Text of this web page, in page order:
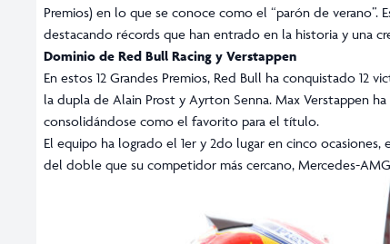
Premios) en lo que se conoce como el “parón de
destacando récords que han entrado en la historia y una
Dominio de Red Bull Racing y Verstappen
En estos 12 Grandes Premios, Red Bull ha conquistado 12
la dupla de Alain Prost y Ayrton Senna. Max Verstappen
consolidándose como el favorito para el título.
El equipo ha logrado el 1er y 2do lugar en cinco
del doble que su competidor más cercano, Mercedes-